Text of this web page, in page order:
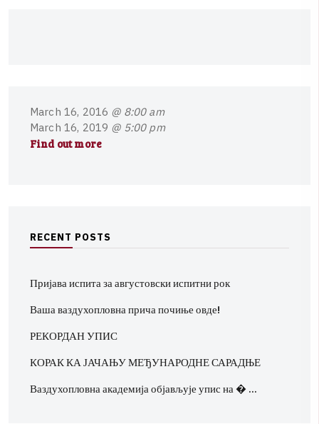
March 16, 2016 @ 8:00 am
March 16, 2019 @ 5:00 pm
Find out more
RECENT POSTS
Пријава испита за августовски испитни рок
Ваша ваздухопловна прича почиње овде!
РЕКОРДАН УПИС
КОРАК КА ЈАЧАЊУ МЕЂУНАРОДНЕ САРАДЊЕ
Ваздухопловна академија објављује упис на � …